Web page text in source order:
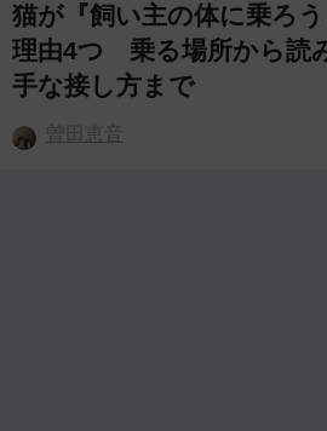
猫が『飼い主の体に乗ろ
理由4つ 乗る場所から読
手な接し方まで
曽田恵音